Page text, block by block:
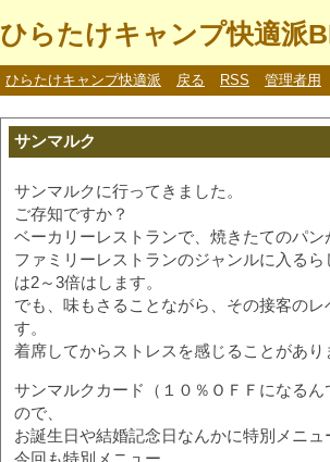
ひらたけキャンプ快適派
ひらたけキャンプ快適派 戻る RSS 管理者用
サンマルク
サンマルクに行ってきました。
ご存知ですか？
ベーカリーレストランで、焼きたてのパ
ファミリーレストランのジャンルに入る
は2～3倍はします。
でも、味もさることながら、その接客の
す。
着席してからストレスを感じることがあり
サンマルクカード（１０％ＯＦＦになる
ので、
お誕生日や結婚記念日なんかに特別メニ
今回も特別メニュー。